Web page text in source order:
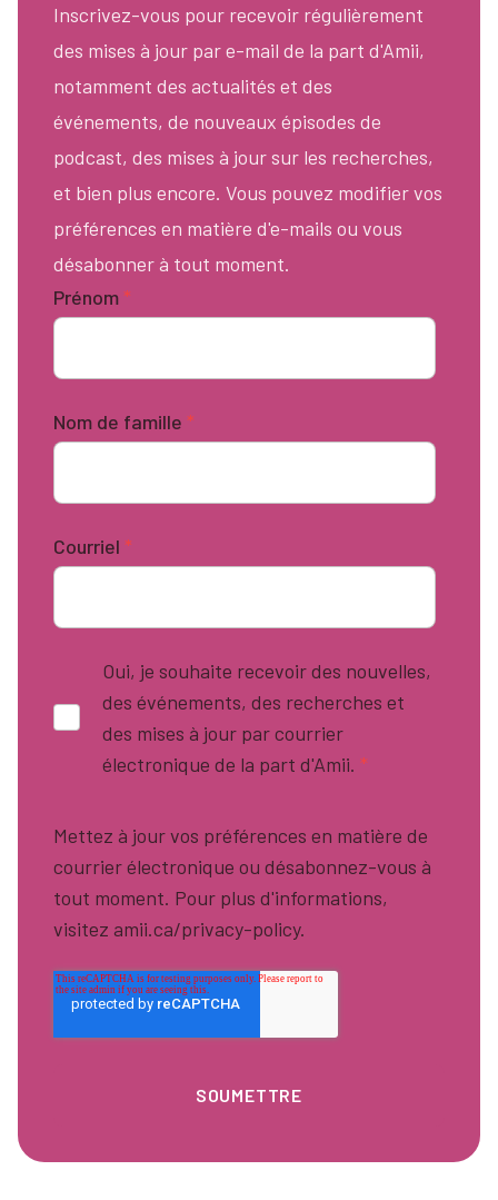
Inscrivez-vous pour recevoir régulièrement
des mises à jour par e-mail de la part d'Amii,
notamment des actualités et des
événements, de nouveaux épisodes de
podcast, des mises à jour sur les recherches,
et bien plus encore. Vous pouvez modifier vos
préférences en matière d'e-mails ou vous
désabonner à tout moment.
Prénom*
Nom de famille *
Courriel *
Oui, je souhaite recevoir des nouvelles,
des événements, des recherches et
des mises à jour par courrier
électronique de la part d'Amii. *
Mettez à jour vos préférences en matière de
courrier électronique ou désabonnez-vous à
tout moment. Pour plus d'informations,
visitez amii.ca/privacy-policy.